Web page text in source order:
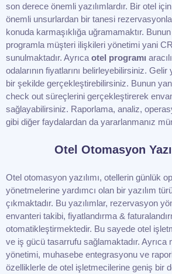
son derece önemli yazılımlardır. Bir otel
önemli unsurlardan bir tanesi
konuda karmaşıklığa uğramamaktır. Bunun
programla müşteri ilişkileri yönetimi yani
sunulmaktadır. Ayrıca otel programı
odalarının fiyatlarını belirleyebilirsiniz.
bir şekilde gerçekleştirebilirsiniz. Bunun
check out süreçlerini gerçekleştirerek
sağlayabilirsiniz. Raporlama, analiz,
gibi diğer faydalardan da yararlanmanız
Otel Otomasyon
Otel otomasyon yazılımı, otellerin günlük
yönetmelerine yardımcı olan bir yazılım
çıkmaktadır. Bu yazılımlar, rezervasyon
envanteri takibi, fiyatlandırma &
otomatikleştirmektedir. Bu sayede otel
ve iş gücü tasarrufu sağlamaktadır. Ayrıca
yönetimi, muhasebe entegrasyonu ve
özelliklerle de otel işletmecilerine geniş bir